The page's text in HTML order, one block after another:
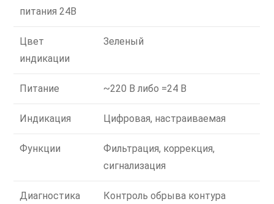
питания 24В
Цвет
индикации
Зеленый
Питание ~220 В либо =24 В
Индикация Цифровая, настраиваемая
Функции
Фильтрация, коррекция,
сигнализация
Диагностика Контроль обрыва контура